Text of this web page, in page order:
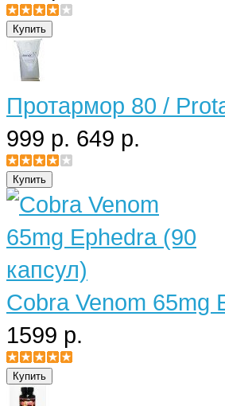
Протармор 80 /
999 р. 649 р.
Cobra Venom 65mg
1599 р.